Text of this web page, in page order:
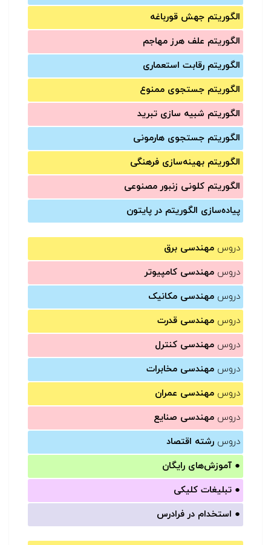
الگوریتم جهش قورباغه
الگوریتم علف هرز مهاجم
الگوریتم رقابت استعماری
الگوریتم جستجوی ممنوع
الگوریتم شبیه سازی تبرید
الگوریتم جستجوی هارمونی
الگوریتم بهینه‌سازی فرهنگی
الگوریتم کلونی زنبور مصنوعی
پیاده‌سازی الگوریتم در پایتون
دروس مهندسی برق
دروس مهندسی کامپیوتر
دروس مهندسی مکانیک
دروس مهندسی قدرت
دروس مهندسی کنترل
دروس مهندسی مخابرات
دروس مهندسی عمران
دروس مهندسی صنایع
دروس رشته اقتصاد
● آموزش‌های رایگان
● تبلیغات کلیکی
● استخدام در فرادرس